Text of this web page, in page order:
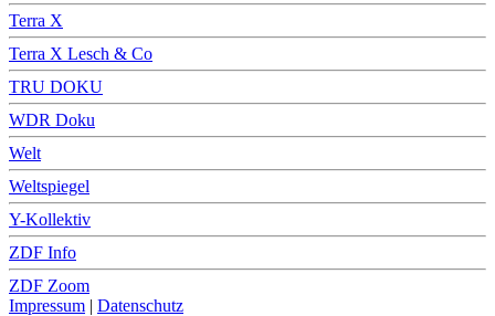
Terra X
Terra X Lesch & Co
TRU DOKU
WDR Doku
Welt
Weltspiegel
Y-Kollektiv
ZDF Info
ZDF Zoom
Impressum | Datenschutz